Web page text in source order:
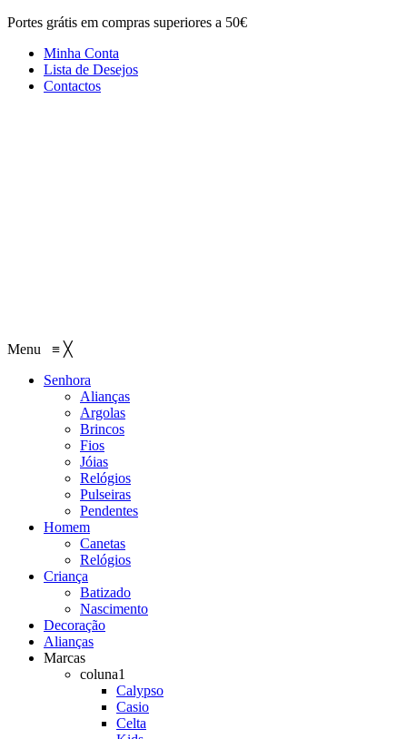
Portes grátis em compras superiores a 50€
Minha Conta
Lista de Desejos
Contactos
Menu ≡ ╳
Senhora
Alianças
Argolas
Brincos
Fios
Jóias
Relógios
Pulseiras
Pendentes
Homem
Canetas
Relógios
Criança
Batizado
Nascimento
Decoração
Alianças
Marcas
coluna1
Calypso
Casio
Celta